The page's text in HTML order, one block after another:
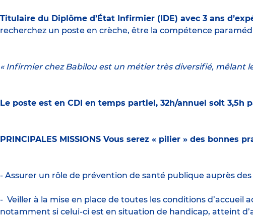
Titulaire du Diplôme d’État Infirmier (IDE) avec 3 ans
recherchez un poste en crèche, être la compétence
« Infirmier chez Babilou est un métier très diversifié, mêlant
Le poste est en CDI en temps partiel, 32h/annuel soit 3,5h
PRINCIPALES MISSIONS Vous serez « pilier » des bonnes
- Assurer un rôle de prévention de santé publique auprès
- Veiller à la mise en place de toutes les conditions
notamment si celui-ci est en situation de handicap, atteint